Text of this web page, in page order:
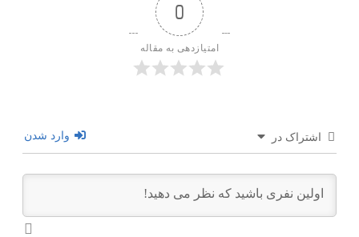
0
امتیازدهی به مقاله
اشتراک در وارد شدن